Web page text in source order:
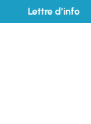
Lettre d’info